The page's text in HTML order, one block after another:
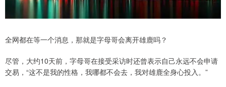
全网都在等一个消息，那就是字母哥会离开雄鹿吗？
尽管，大约10天前，字母哥在接受采访时还曾表示自己永远不会申请
交易，“这不是我的性格，我哪都不会去，我对雄鹿全身心投入。”